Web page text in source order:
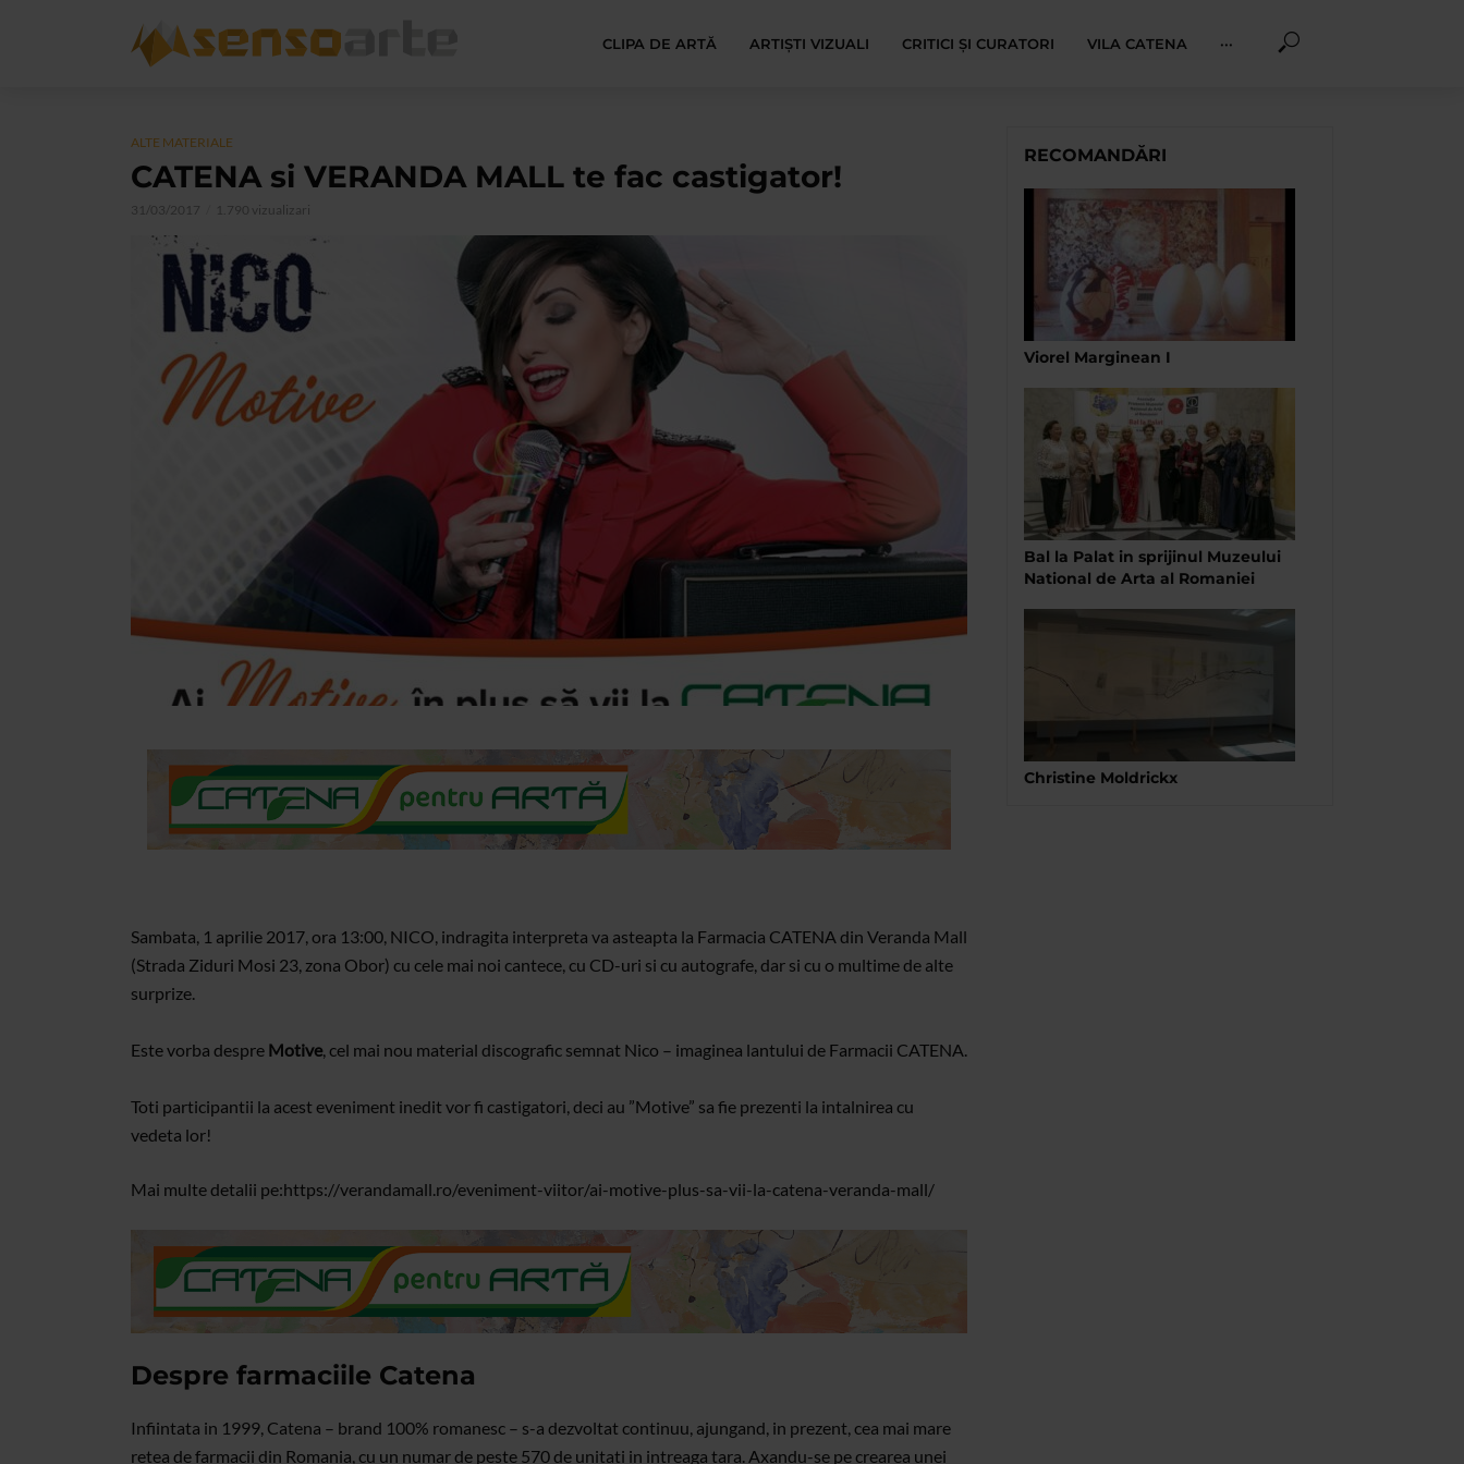
CLIPA DE ARTĂ ARTIȘTI VIZUALI CRITICI ȘI CURATORI VILA CATENA ···
ALTE MATERIALE
CATENA si VERANDA MALL te fac castigator!
31/03/2017 1.790 vizualizari
Sambata, 1 aprilie 2017, ora 13:00, NICO, indragita interpreta va asteapta la Farmacia CATENA din Veranda Mall
(Strada Ziduri Mosi 23, zona Obor) cu cele mai noi cantece, cu CD-uri si cu autografe, dar si cu o multime de alte
surprize.
Este vorba despre Motive , cel mai nou material discografic semnat Nico – imaginea lantului de Farmacii CATENA.
Toti participantii la acest eveniment inedit vor fi castigatori, deci au ”Motive” sa fie prezenti la intalnirea cu
vedeta lor!
Mai multe detalii pe:https://verandamall.ro/eveniment-viitor/ai-motive-plus-sa-vii-la-catena-veranda-mall/
Despre farmaciile Catena
Infiintata in 1999, Catena – brand 100% romanesc – s-a dezvoltat continuu, ajungand, in prezent, cea mai mare
retea de farmacii din Romania, cu un numar de peste 570 de unitati in intreaga tara. Axandu-se pe crearea unei
RECOMANDĂRI
Viorel Marginean I
Bal la Palat in sprijinul Muzeului
National de Arta al Romaniei
Christine Moldrickx